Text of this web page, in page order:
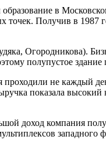
в
точек. Получив в 1987
Огородникова).
полупустое здание
проходили не каждый
показала
доход компания
западного